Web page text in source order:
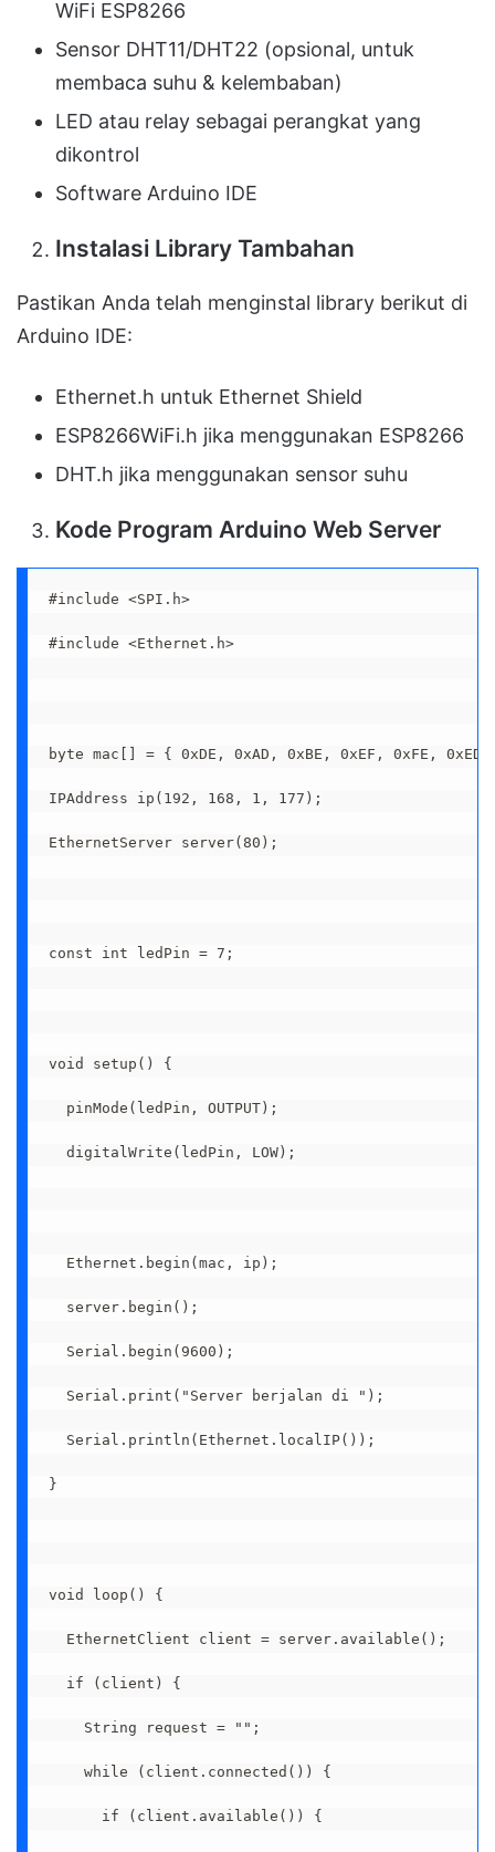
WiFi ESP8266
Sensor DHT11/DHT22 (opsional, untuk
membaca suhu & kelembaban)
LED atau relay sebagai perangkat yang
dikontrol
Software Arduino IDE
Instalasi Library Tambahan
Pastikan Anda telah menginstal library berikut di
Arduino IDE:
Ethernet.h untuk Ethernet Shield
ESP8266WiFi.h jika menggunakan ESP8266
DHT.h jika menggunakan sensor suhu
Kode Program Arduino Web Server
#include <SPI.h>
#include <Ethernet.h>
byte mac[] = { 0xDE, 0xAD, 0xBE, 0xEF, 0xFE, 0xED
IPAddress ip(192, 168, 1, 177);
EthernetServer server(80);
const int ledPin = 7;
void setup() {
pinMode(ledPin, OUTPUT);
digitalWrite(ledPin, LOW);
Ethernet.begin(mac, ip);
server.begin();
Serial.begin(9600);
Serial.print("Server berjalan di ");
Serial.println(Ethernet.localIP());
}
void loop() {
EthernetClient client = server.available();
if (client) {
String request = "";
while (client.connected()) {
if (client.available()) {